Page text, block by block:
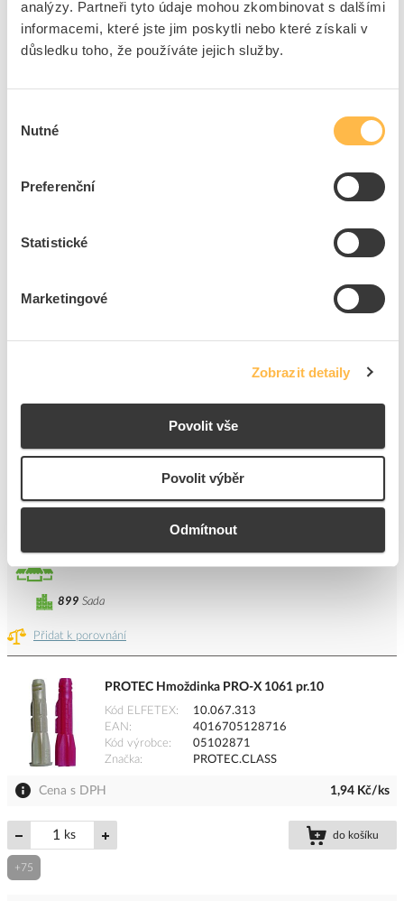
analýzy. Partneři tyto údaje mohou zkombinovat s dalšími
informacemi, které jste jim poskytli nebo které získali v
důsledku toho, že používáte jejich služby.
souhlasu
Nutné
Preferenční
Statistické
Marketingové
Zobrazit detaily
Povolit vše
Povolit výběr
Odmítnout
Přidat k porovnání
Cena s DPH 6,27 Kč/Sada
1043 Sada
TICHOPÁDEK Hmoždinky, průměr 6 mm, sada 10 ks
Kód ELFETEX
10.076.226
8591952032208
Značka
TICHOPÁDEK
Přidat k porovnání
899 Sada
PROTEC Hmoždinka PRO-X 1061 pr.10
Kód ELFETEX
10.067.313
EAN
4016705128716
Kód výrobce
05102871
Značka
PROTEC.CLASS
Cena s DPH 1,94 Kč/ks
ks do košíku
+75